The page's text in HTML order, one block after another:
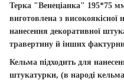
Терка "Венеціанка" 195*75
виготовлена з високоякісної
нанесення декоративної
травертину й інших
Кельма підходить для
штукатурки, (в народі